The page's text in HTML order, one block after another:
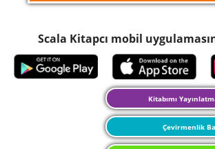
Scala Kitapcı mobil
Kitabımı
Çevirmenlik